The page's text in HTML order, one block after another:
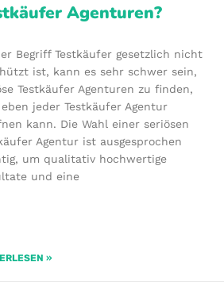
Agenturen?
Begriff Testkäufer gesetzlich nicht
ist, kann es sehr schwer sein,
Testkäufer Agenturen zu finden,
jeder Testkäufer Agentur
kann. Die Wahl einer seriösen
Agentur ist ausgesprochen
um qualitativ hochwertige
und eine
»